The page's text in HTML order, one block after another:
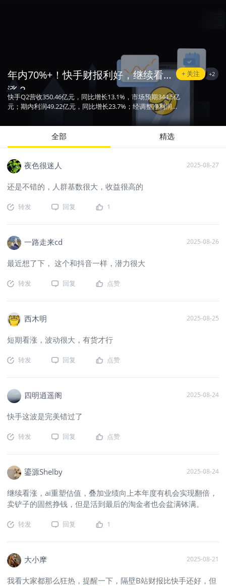
年内70%+！快手财报利好，继续看
涨？
快手Q2营收350.46亿元，同比增长13.1%，市场预期344.5亿
元；期内利润49.22亿元，同比增长23.7%；经调整净利润
56.18亿元，同比增长20.1%，市场预期50.6亿元。【快手财
报利好，年内股价大涨70%+的快手，大家看好后续涨势
吗？现在你有何操作策略？】
+ 关注 +2
全部 精选
夜色很迷人 2025-08-27
还是不错的，人群基数很大，收益很高的
转发 回复 1
一路走来cd 2025-08-26
最近想了下， 这个和抖音一样，潜力很大
转发 回复 点赞
西木明 2025-08-25
短期看涨，波动很大，有货才行
转发 回复 点赞
四明逍遥阁 2025-08-24
快手这波是完美错过了
转发 回复 点赞
鎏源Shelby 2025-08-24
继续看涨，ai重塑估值，叠加业绩向上本年度有机会实现翻倍，
卖铲子的固然挣钱，但是活到最后的淘金者也会盆满钵满。
转发 回复 1
大小摩 2025-08-21
我看大家都那么狂热，提醒一下，隔壁B站财报比快手还好，但